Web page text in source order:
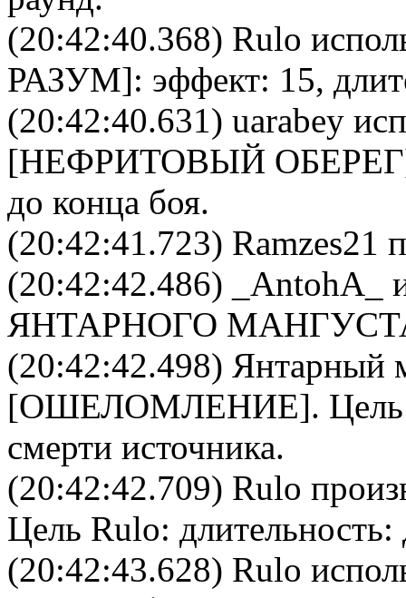
(20:42:40.368) Rulo
РАЗУМ]: эффект: 15,
(20:42:40.631) uarabey
[НЕФРИТОВЫЙ ОБЕРЕГ
до конца боя.
(20:42:41.723) Ramzes21
(20:42:42.486)
_AntohA_
ЯНТАРНОГО
(20:42:42.498) Янтарный
[ОШЕЛОМЛЕНИЕ].
смерти источника.
(20:42:42.709) Rulo
Цель Rulo:
(20:42:43.628) Rulo